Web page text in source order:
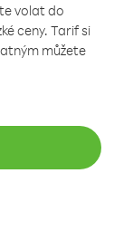
volat do
ceny. Tarif si
můžete